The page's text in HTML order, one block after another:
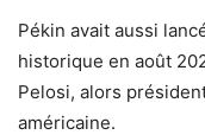
Pékin avait aussi
historique en août
Pelosi, alors
américaine.